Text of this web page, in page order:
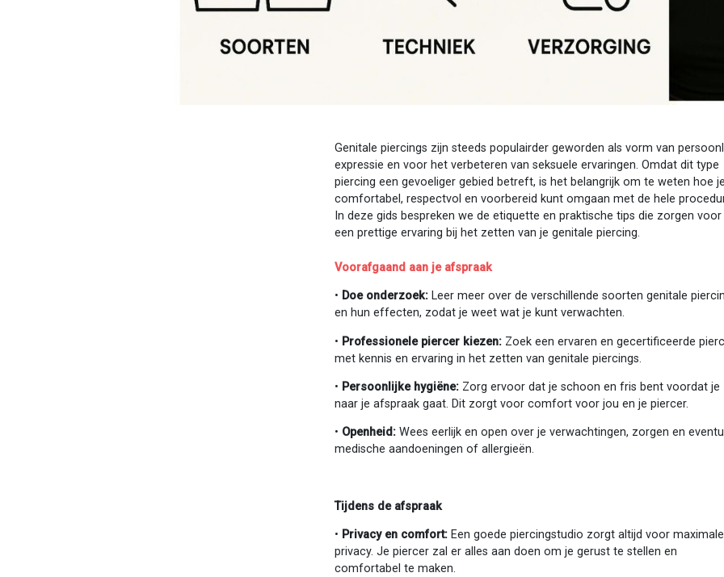
Genitale piercings zijn steeds populairder geworden als vorm van
expressie en voor het verbeteren van seksuele ervaringen. Omdat dit type
piercing een gevoeliger gebied betreft, is het belangrijk om te weten hoe je
comfortabel, respectvol en voorbereid kunt omgaan met de hele
In deze gids bespreken we de etiquette en praktische tips die zorgen voor
een prettige ervaring bij het zetten van je genitale piercing.
Voorafgaand aan je afspraak
• Doe onderzoek: Leer meer over de verschillende soorten genitale
en hun effecten, zodat je weet wat je kunt verwachten.
• Professionele piercer kiezen: Zoek een ervaren en gecertificeerde
met kennis en ervaring in het zetten van genitale piercings.
• Persoonlijke hygiëne: Zorg ervoor dat je schoon en fris bent voordat je
naar je afspraak gaat. Dit zorgt voor comfort voor jou en je piercer.
• Openheid: Wees eerlijk en open over je verwachtingen, zorgen en
medische aandoeningen of allergieën.
Tijdens de afspraak
• Privacy en comfort: Een goede piercingstudio zorgt altijd voor maximale
privacy. Je piercer zal er alles aan doen om je gerust te stellen en
comfortabel te maken.